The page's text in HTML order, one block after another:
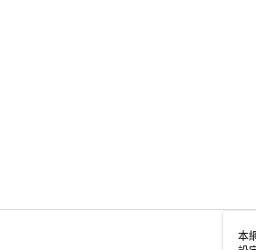
本